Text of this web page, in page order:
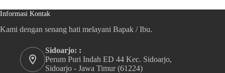
Informasi Kontak
Kami dengan senang hati melayani Bapak / Ibu.
Sidoarjo: :
Perum Puri Indah ED 44 Kec. Sidoarjo,
Sidoarjo - Jawa Timur (61224)